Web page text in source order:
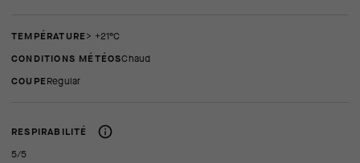
TEMPÉRATURE
> +21°C
CONDITIONS MÉTÉOS Chaud
COUPE regular
RESPIRABILITÉ
5/5